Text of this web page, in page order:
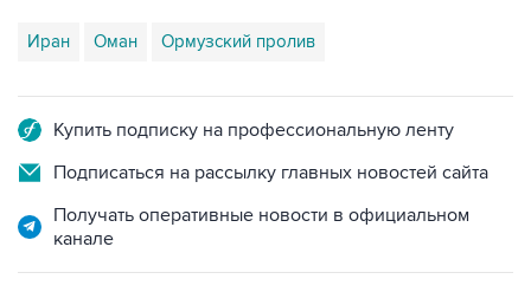
Иран Оман Ормузский пролив
Купить подписку на профессиональную ленту
Подписаться на рассылку главных новостей сайта
Получать оперативные новости в официальном
канале